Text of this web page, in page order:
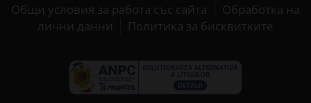
Общи условия за работа със сайта
Обработка на
лични данни
Политика за бисквитките